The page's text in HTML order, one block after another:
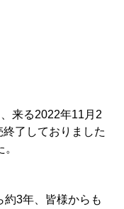
来る2022年11月2
了しておりました
3年、皆様からも